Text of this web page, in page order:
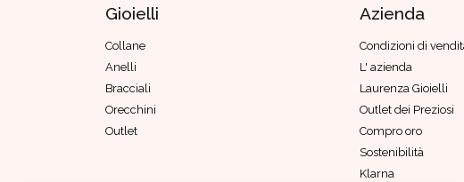
Gioielli
Collane
Anelli
Bracciali
Orecchini
Outlet
Azienda
Condizioni di
L' azienda
Laurenza Gioielli
Outlet dei Preziosi
Compro oro
Sostenibilità
Klarna